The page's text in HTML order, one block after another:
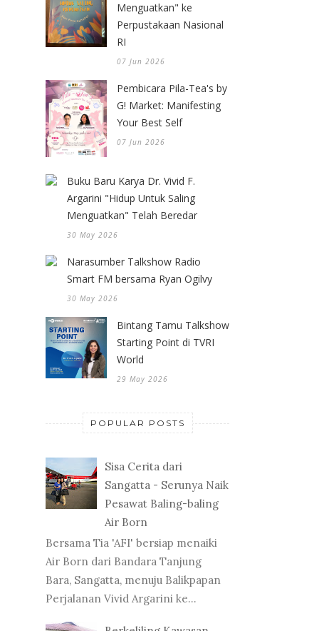
Menguatkan" ke
Perpustakaan Nasional
RI
07 Jun 2026
Pembicara Pila-Tea's by
G! Market: Manifesting
Your Best Self
07 Jun 2026
Buku Baru Karya Dr. Vivid F.
Argarini "Hidup Untuk Saling
Menguatkan" Telah Beredar
30 May 2026
Narasumber Talkshow Radio
Smart FM bersama Ryan Ogilvy
30 May 2026
Bintang Tamu Talkshow
Starting Point di TVRI
World
29 May 2026
POPULAR POSTS
Sisa Cerita dari
Sangatta - Serunya Naik
Pesawat Baling-baling
Air Born
Bersama Tia 'AFI' bersiap menaiki
Air Born dari Bandara Tanjung
Bara, Sangatta, menuju Balikpapan
Perjalanan Vivid Argarini ke...